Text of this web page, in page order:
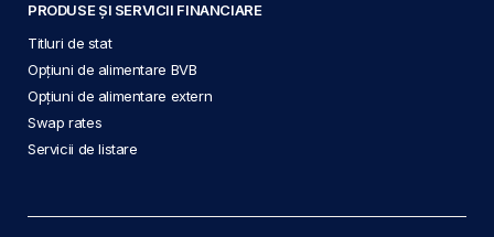
PRODUSE ȘI SERVICII FINANCIARE
Titluri de stat
Opțiuni de alimentare BVB
Opțiuni de alimentare extern
Swap rates
Servicii de listare